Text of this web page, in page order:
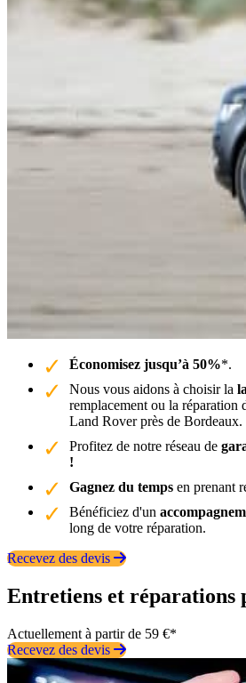
Économisez jusqu’à 50%*.
Nous vous aidons à choisir la
remplacement ou la réparation
Land Rover près de Bordeaux.
Profitez de notre réseau de
!
Gagnez du temps en prenant
Bénéficiez d'un
long de votre réparation.
Recevez des devis
Entretiens et réparations
Actuellement à partir de 59 €*
Recevez des devis